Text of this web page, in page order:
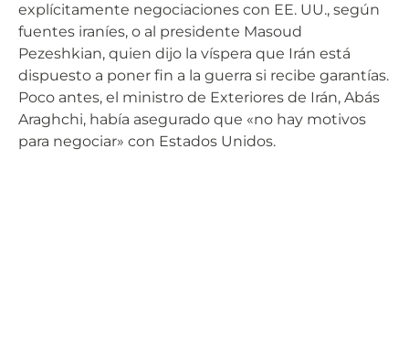
explícitamente negociaciones con EE. UU., según
fuentes iraníes, o al presidente Masoud
Pezeshkian, quien dijo la víspera que Irán está
dispuesto a poner fin a la guerra si recibe garantías.
Poco antes, el ministro de Exteriores de Irán, Abás
Araghchi, había asegurado que «no hay motivos
para negociar» con Estados Unidos.